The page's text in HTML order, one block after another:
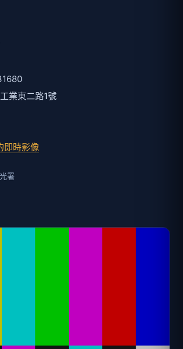
業東二路1號
即時影像
署